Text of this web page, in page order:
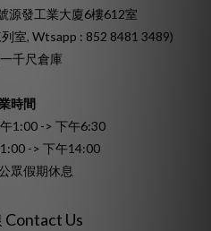
源發工業大廈6樓612室
室, Wtsapp : 852 8481 3489)
千尺倉庫
時間
1:00 -> 下午6:30
-> 下午14:00
眾假期休息
Contact Us